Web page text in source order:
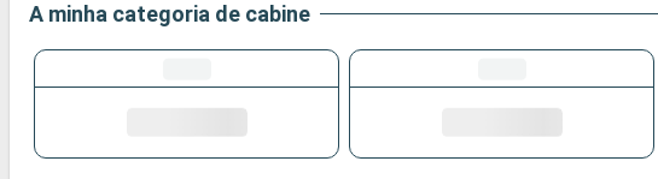
A minha categoria de cabine